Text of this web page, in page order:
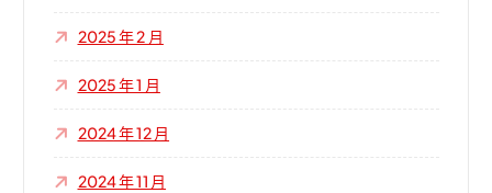
2025 年 2 月
2025 年 1 月
2024 年 12 月
2024 年 11 月